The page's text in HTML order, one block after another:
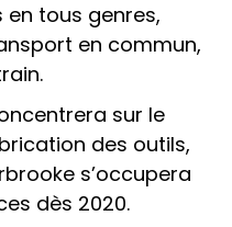
tous genres,
en commun,
sur le
des outils,
s’occupera
dès 2020.